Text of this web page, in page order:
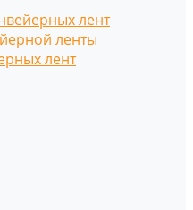
лент
ленты
лент